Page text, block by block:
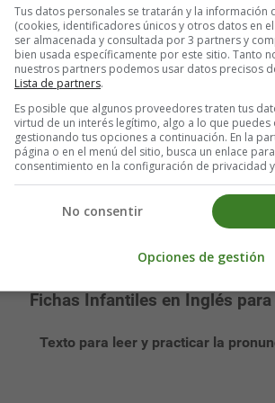
Educativos en inglés -
Fichas Infantiles en Inglés
Texto para leer y practicar la
Tus datos personales se tratarán y la información
(cookies, identificadores únicos y otros datos en
ser almacenada y consultada por 3 partners y
bien usada específicamente por este sitio. Tanto
nuestros partners podemos usar datos precisos
Lista de partners.
Es posible que algunos proveedores traten tus
virtud de un interés legítimo, algo a lo que puedes
gestionando tus opciones a continuación. En la
página o en el menú del sitio, busca un enlace
consentimiento en la configuración de privacidad
No consentir
Opciones de gestión